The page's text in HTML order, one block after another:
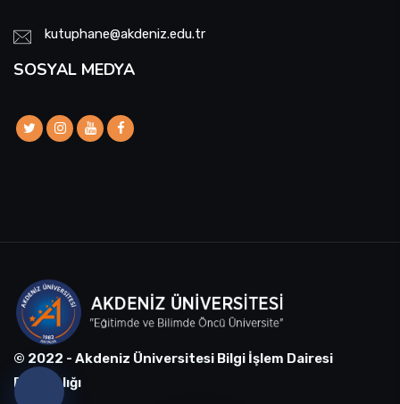
kutuphane@akdeniz.edu.tr
SOSYAL MEDYA
© 2022 - Akdeniz Üniversitesi Bilgi İşlem Dairesi
Başkanlığı